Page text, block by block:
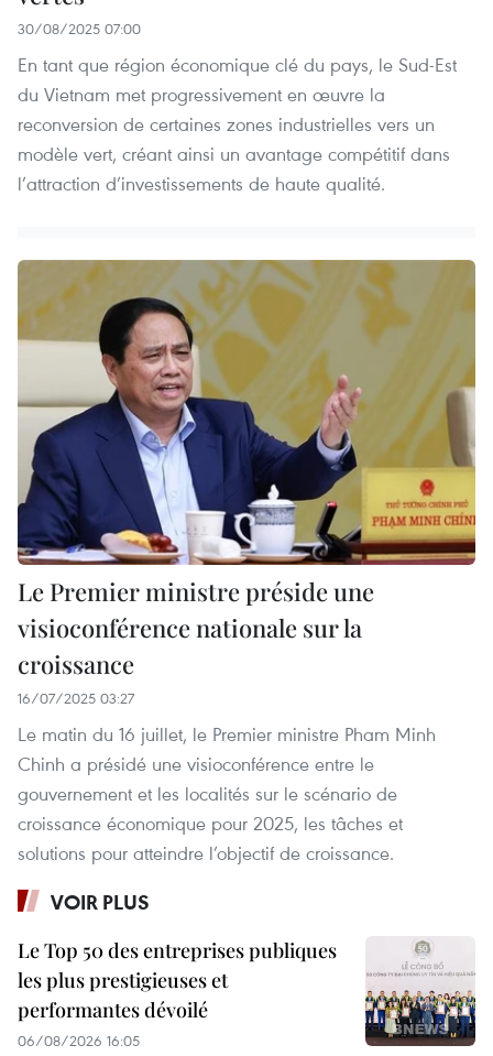
30/08/2025 07:00
En tant que région économique clé du pays, le Sud-Est
du Vietnam met progressivement en œuvre la
reconversion de certaines zones industrielles vers un
modèle vert, créant ainsi un avantage compétitif dans
l’attraction d’investissements de haute qualité.
Le Premier ministre préside une
visioconférence nationale sur la
croissance
16/07/2025 03:27
Le matin du 16 juillet, le Premier ministre Pham Minh
Chinh a présidé une visioconférence entre le
gouvernement et les localités sur le scénario de
croissance économique pour 2025, les tâches et
solutions pour atteindre l’objectif de croissance.
VOIR PLUS
Le Top 50 des entreprises publiques
les plus prestigieuses et
performantes dévoilé
06/08/2026 16:05